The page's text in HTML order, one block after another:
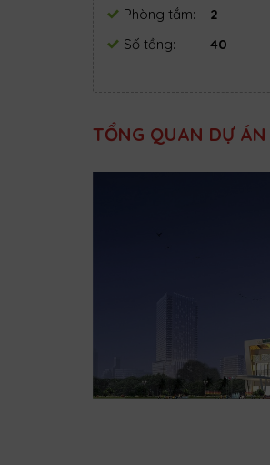
Phòng tắm:
2
Số tầng:
40
TỔNG QUAN DỰ ÁN